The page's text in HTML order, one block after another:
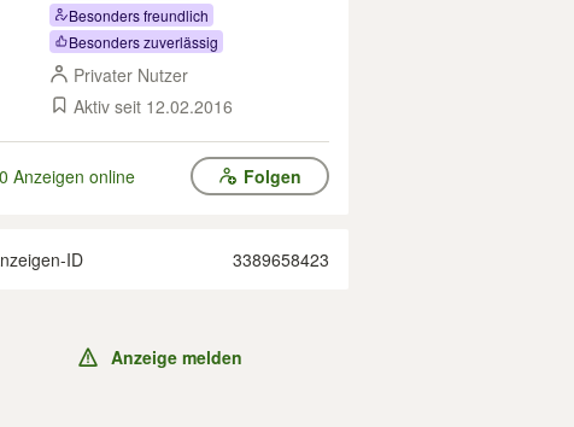
Besonders freundlich
Besonders zuverlässig
Privater Nutzer
Aktiv seit 12.02.2016
Anzeigen online Folgen
ID 3389658423
Anzeige melden